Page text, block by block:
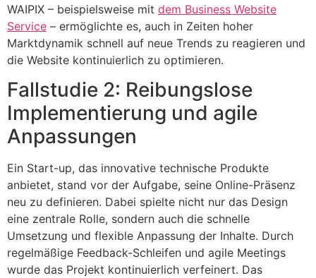
WAIPIX – beispielsweise mit dem Business Website
Service – ermöglichte es, auch in Zeiten hoher
Marktdynamik schnell auf neue Trends zu reagieren und
die Website kontinuierlich zu optimieren.
Fallstudie 2: Reibungslose
Implementierung und agile
Anpassungen
Ein Start-up, das innovative technische Produkte
anbietet, stand vor der Aufgabe, seine Online-Präsenz
neu zu definieren. Dabei spielte nicht nur das Design
eine zentrale Rolle, sondern auch die schnelle
Umsetzung und flexible Anpassung der Inhalte. Durch
regelmäßige Feedback-Schleifen und agile Meetings
wurde das Projekt kontinuierlich verfeinert. Das